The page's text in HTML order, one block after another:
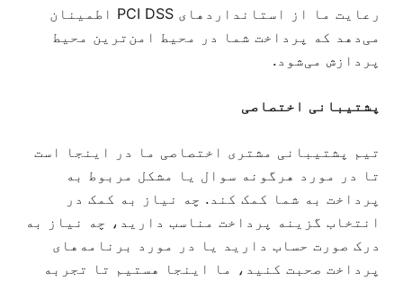
رعایت ما از استانداردهای PCI DSS اطمینان
می‌دهد که پرداخت شما در محیط امن‌ترین محیط
پردازش می‌شود.
پشتیبانی اختصاصی
تیم پشتیبانی مشتری اختصاصی ما در اینجا است
تا در مورد هرگونه سوال یا مشکل مربوط به
پرداخت به شما کمک کند. چه نیاز به کمک در
انتخاب گزینه پرداخت مناسب دارید، چه نیاز به
درک صورت حساب دارید یا در مورد برنامه‌های
پرداخت صحبت کنید، ما اینجا هستیم تا تجربه